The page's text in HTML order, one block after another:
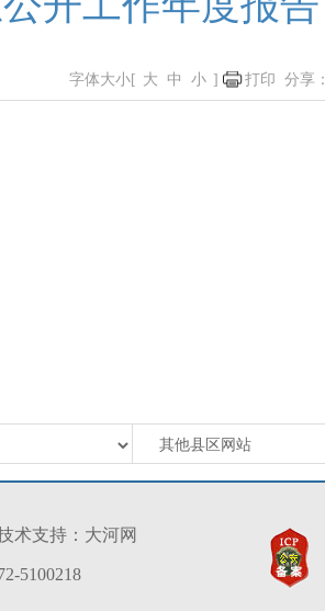
字体大小[ 大 中 小 ] 打印 分享：
术支持： 大河网
5100218